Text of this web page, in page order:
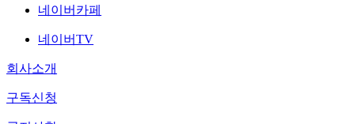
네이버카페
네이버TV
회사소개
구독신청